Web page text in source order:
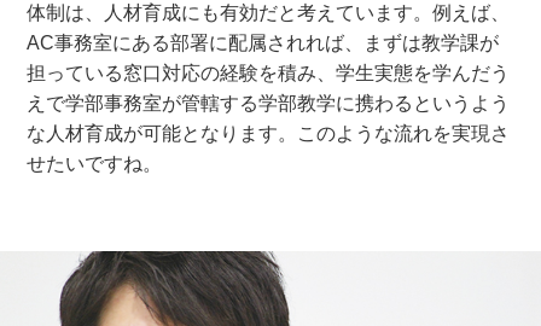
体制は、人材育成にも有効だと考えています。例えば、
AC事務室にある部署に配属されれば、まずは教学課が
担っている窓口対応の経験を積み、学生実態を学んだう
えで学部事務室が管轄する学部教学に携わるというよう
な人材育成が可能となります。このような流れを実現さ
せたいですね。